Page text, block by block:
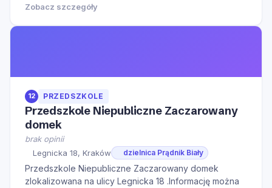
godzinach otwarcia oraz na Naszą stronę internetową
Zobacz szczegóły
12 PRZEDSZKOLE
Przedszkole Niepubliczne Zaczarowany
domek
brak opinii
Legnicka 18, Kraków
dzielnica Prądnik Biały
Przedszkole Niepubliczne Zaczarowany domek
zlokalizowana na ulicy Legnicka 18 .Informację można